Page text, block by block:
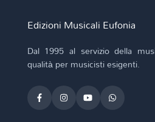
Edizioni Musicali Eufonia
Dal 1995 al servizio della
qualità per musicisti esigenti.